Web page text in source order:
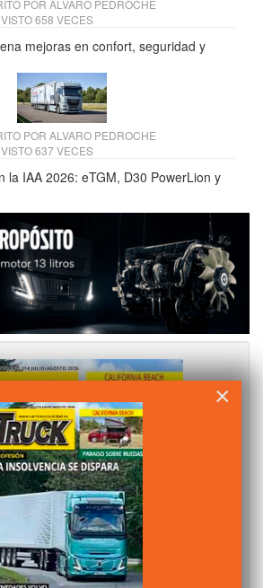
POR ALVARO PEDROCHE
VISTO 658 VECES
mejoras en confort, seguridad y
POR ALVARO PEDROCHE
VISTO 637 VECES
la IAA 2026: eTGM, D30 PowerLion y
×